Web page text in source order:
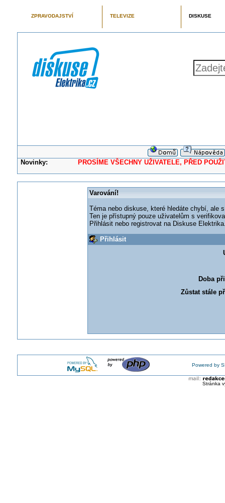
ZPRAVODAJSTVÍ TELEVIZE DISKUSE
Novinky: PROSÍME VŠECHNY UŽIVATELE, PŘED
Varování!
Téma nebo diskuse, které hledáte chybí, ale
Ten je přístupný pouze uživatelům s
Přihlásit nebo registrovat na Diskuse
Přihlásit
Doba
Zůstat stále
Powered by
Stránka